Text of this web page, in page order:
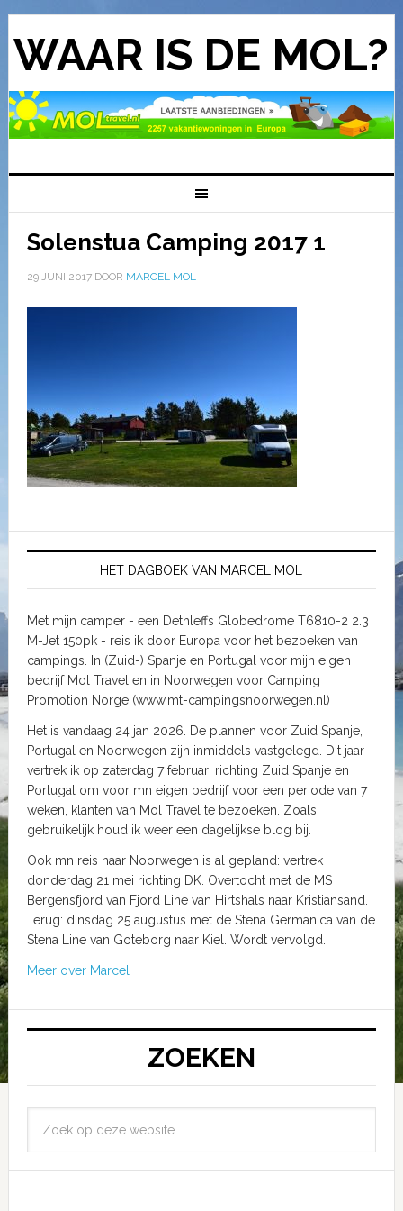
WAAR IS DE MOL?
Solenstua Camping 2017 1
29 JUNI 2017DOOR MARCEL MOL
HET DAGBOEK VAN MARCEL MOL
Met mijn camper - een Dethleffs Globedrome T6810-2 2.3
M-Jet 150pk - reis ik door Europa voor het bezoeken van
campings. In (Zuid-) Spanje en Portugal voor mijn eigen
bedrijf Mol Travel en in Noorwegen voor Camping
Promotion Norge (www.mt-campingsnoorwegen.nl)
Het is vandaag 24 jan 2026. De plannen voor Zuid Spanje,
Portugal en Noorwegen zijn inmiddels vastgelegd. Dit jaar
vertrek ik op zaterdag 7 februari richting Zuid Spanje en
Portugal om voor mn eigen bedrijf voor een periode van 7
weken, klanten van Mol Travel te bezoeken. Zoals
gebruikelijk houd ik weer een dagelijkse blog bij.
Ook mn reis naar Noorwegen is al gepland: vertrek
donderdag 21 mei richting DK. Overtocht met de MS
Bergensfjord van Fjord Line van Hirtshals naar Kristiansand.
Terug: dinsdag 25 augustus met de Stena Germanica van de
Stena Line van Goteborg naar Kiel. Wordt vervolgd.
Meer over Marcel
ZOEKEN